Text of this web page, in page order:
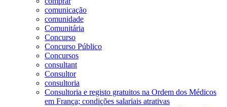
comunicação
comunidade
Comunitária
Concurso
Concurso Público
Concursos
consultant
Consultor
consultoria
Consultoria e registo gratuitos na Ordem dos Médicos
em França; condições salariais atrativas